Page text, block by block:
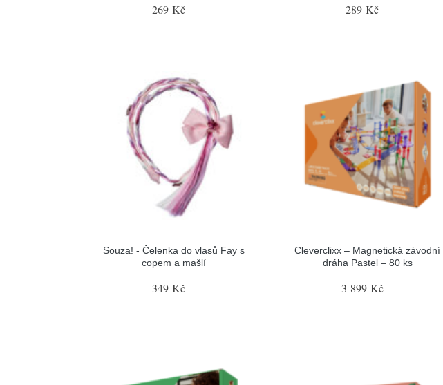
269 Kč 289 Kč
Souza! - Čelenka do vlasů Fay s
copem a mašlí
349 Kč
Cleverclixx – Magnetická závodní
dráha Pastel – 80 ks
3 899 Kč